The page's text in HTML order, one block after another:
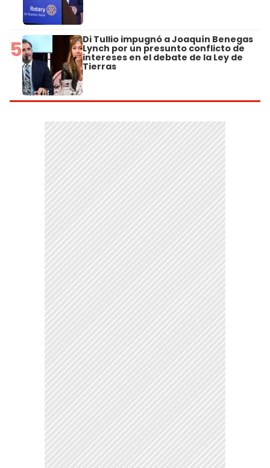
5 Di Tullio impugnó a Joaquín Benegas
Lynch por un presunto conflicto de
intereses en el debate de la Ley de
Tierras